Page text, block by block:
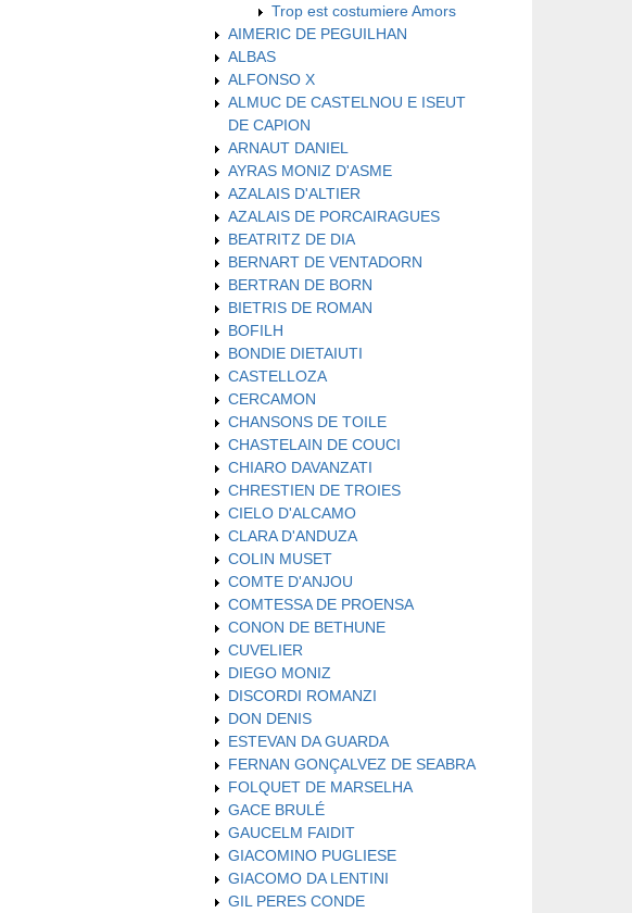
Trop est costumiere Amors
AIMERIC DE PEGUILHAN
ALBAS
ALFONSO X
ALMUC DE CASTELNOU E ISEUT
DE CAPION
ARNAUT DANIEL
AYRAS MONIZ D'ASME
AZALAIS D'ALTIER
AZALAIS DE PORCAIRAGUES
BEATRITZ DE DIA
BERNART DE VENTADORN
BERTRAN DE BORN
BIETRIS DE ROMAN
BOFILH
BONDIE DIETAIUTI
CASTELLOZA
CERCAMON
CHANSONS DE TOILE
CHASTELAIN DE COUCI
CHIARO DAVANZATI
CHRESTIEN DE TROIES
CIELO D'ALCAMO
CLARA D'ANDUZA
COLIN MUSET
COMTE D'ANJOU
COMTESSA DE PROENSA
CONON DE BETHUNE
CUVELIER
DIEGO MONIZ
DISCORDI ROMANZI
DON DENIS
ESTEVAN DA GUARDA
FERNAN GONÇALVEZ DE SEABRA
FOLQUET DE MARSELHA
GACE BRULÉ
GAUCELM FAIDIT
GIACOMINO PUGLIESE
GIACOMO DA LENTINI
GIL PERES CONDE